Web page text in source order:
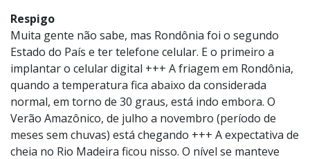
Respigo
Muita gente não sabe, mas Rondônia foi o segundo
Estado do País e ter telefone celular. E o primeiro a
implantar o celular digital +++ A friagem em Rondônia,
quando a temperatura fica abaixo da considerada
normal, em torno de 30 graus, está indo embora. O
Verão Amazônico, de julho a novembro (período de
meses sem chuvas) está chegando +++ A expectativa de
cheia no Rio Madeira ficou nisso. O nível se manteve